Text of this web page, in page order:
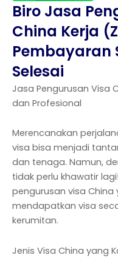
Biro Jasa
China Kerja
Pembayaran
Selesai
Jasa Pengurusan Visa
dan Profesional
Merencanakan
visa bisa menjadi
dan tenaga. Namun,
tidak perlu khawatir
pengurusan visa
mendapatkan visa
kerumitan.
Jenis Visa China yang